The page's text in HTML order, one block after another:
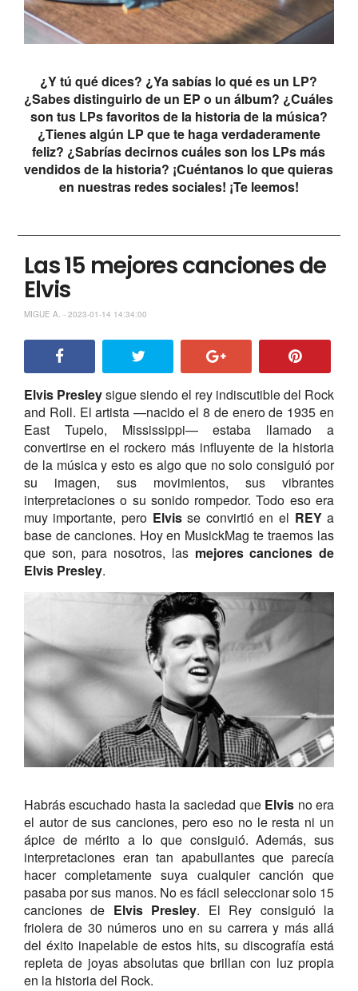
¿Y tú qué dices? ¿Ya sabías lo qué es un LP?
¿Sabes distinguirlo de un EP o un álbum? ¿Cuáles
son tus LPs favoritos de la historia de la música?
¿Tienes algún LP que te haga verdaderamente
feliz? ¿Sabrías decirnos cuáles son los LPs más
vendidos de la historia? ¡Cuéntanos lo que quieras
en nuestras redes sociales! ¡Te leemos!
Las 15 mejores canciones de
Elvis
MIGUE A. - 2023-01-14 14:34:00
Elvis Presleysigue siendo el rey indiscutible del Rock
and Roll. El artista —nacido el 8 de enero de 1935 en
East Tupelo, Mississippi— estaba llamado a
convertirse en el rockero más influyente de la historia
de la música y esto es algo que no solo consiguió por
su imagen, sus movimientos, sus vibrantes
interpretaciones o su sonido rompedor. Todo eso era
muy importante, pero Elvisse convirtió en el REYa
base de canciones. Hoy en MusickMag te traemos las
que son, para nosotros, las mejores canciones de
Elvis Presley.
Habrás escuchado hasta la saciedad que Elvis no era
el autor de sus canciones, pero eso no le resta ni un
ápice de mérito a lo que consiguió. Además, sus
interpretaciones eran tan apabullantes que parecía
hacer completamente suya cualquier canción que
pasaba por sus manos. No es fácil seleccionar solo 15
canciones de Elvis Presley. El Rey consiguió la
friolera de 30 números uno en su carrera y más allá
del éxito inapelable de estos hits, su discografía está
repleta de joyas absolutas que brillan con luz propia
en la historia del Rock.